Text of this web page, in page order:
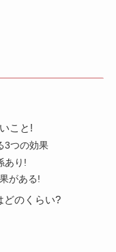
こと!
3つの効果
あり!
がある!
どのくらい?